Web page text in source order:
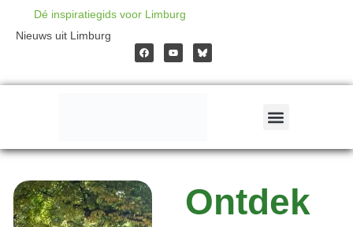
inhoud
Dé inspiratiegids voor Limburg
Nieuws uit Limburg
a
c
e
o
o
o
u
t
b
e
Ontdek